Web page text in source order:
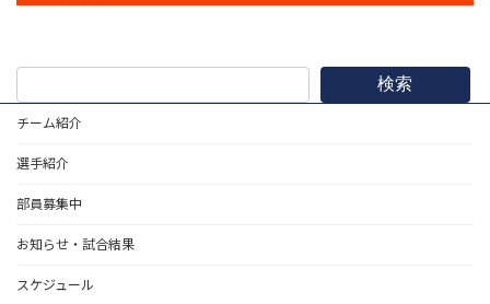
検索
チーム紹介
選手紹介
部員募集中
お知らせ・試合結果
スケジュール